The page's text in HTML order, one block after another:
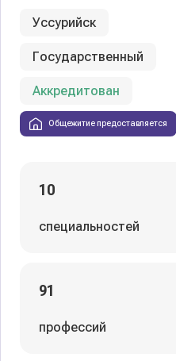
Уссурийск
Государственный
Аккредитован
Общежитие предоставляется
10
специальностей
91
профессий